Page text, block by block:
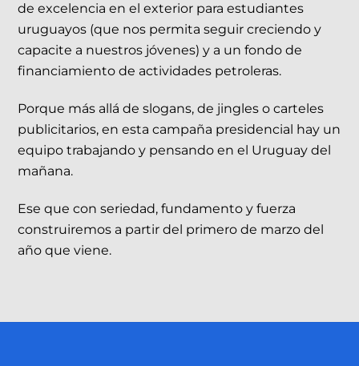
de excelencia en el exterior para estudiantes
uruguayos (que nos permita seguir creciendo y
capacite a nuestros jóvenes) y a un fondo de
financiamiento de actividades petroleras.
Porque más allá de slogans, de jingles o carteles
publicitarios, en esta campaña presidencial hay un
equipo trabajando y pensando en el Uruguay del
mañana.
Ese que con seriedad, fundamento y fuerza
construiremos a partir del primero de marzo del
año que viene.